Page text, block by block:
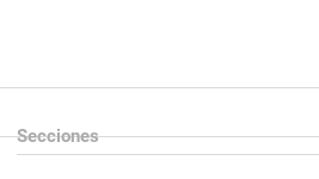
Secciones